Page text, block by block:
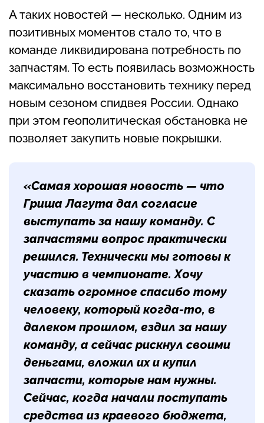
А таких новостей — несколько. Одним из
позитивных моментов стало то, что в
команде ликвидирована потребность по
запчастям. То есть появилась возможность
максимально восстановить технику перед
новым сезоном спидвея России. Однако
при этом геополитическая обстановка не
позволяет закупить новые покрышки.
«Самая хорошая новость — что
Гриша Лагута дал согласие
выступать за нашу команду. С
запчастями вопрос практически
решился. Технически мы готовы к
участию в чемпионате. Хочу
сказать огромное спасибо тому
человеку, который когда-то, в
далеком прошлом, ездил за нашу
команду, а сейчас рискнул своими
деньгами, вложил их и купил
запчасти, которые нам нужны.
Сейчас, когда начали поступать
средства из краевого бюджета,